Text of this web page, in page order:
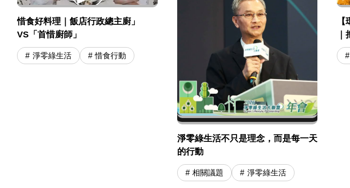
惜食好料理｜飯店行政總主廚」
VS「首惜廚師」
淨零綠生活 惜食行動
淨零綠生活不只是理念，而是每一天
的行動
相關議題 淨零綠生活